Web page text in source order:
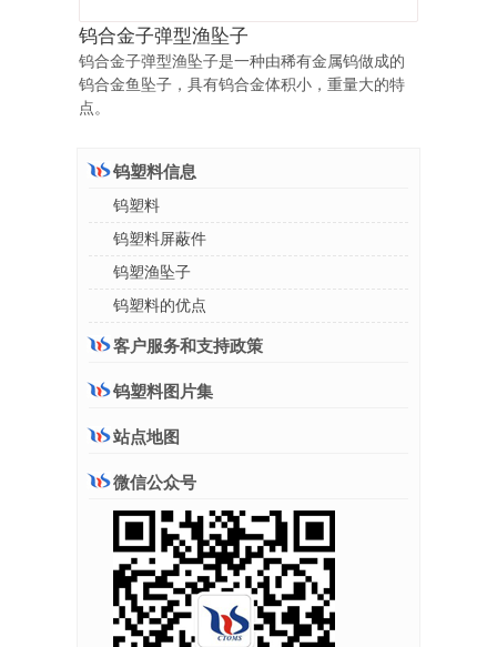
钨合金子弹型渔坠子
钨合金子弹型渔坠子是一种由稀有金属钨做成的
钨合金鱼坠子，具有钨合金体积小，重量大的特
点。
钨塑料信息
钨塑料
钨塑料屏蔽件
钨塑渔坠子
钨塑料的优点
客户服务和支持政策
钨塑料图片集
站点地图
微信公众号